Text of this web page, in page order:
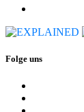
Folge uns